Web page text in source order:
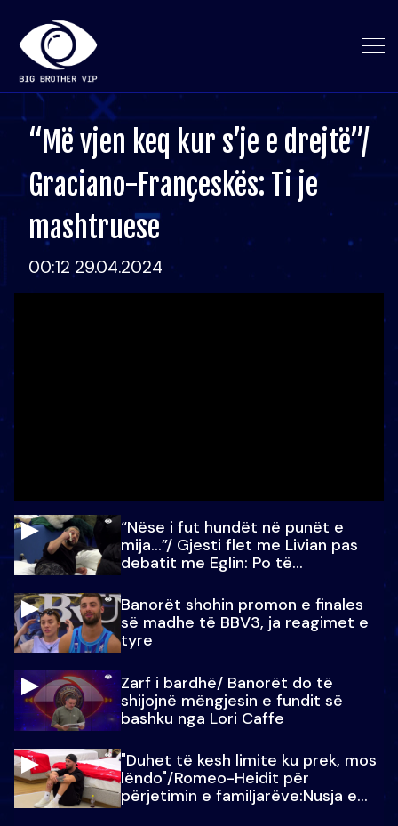
“Më vjen keq kur s’je e drejtë”/
Graciano-Françeskës: Ti je
mashtruese
00:12 29.04.2024
“Nëse i fut hundët në punët e
mija…”/ Gjesti flet me Livian pas
debatit me Eglin: Po të
Banorët shohin promon e finales
së madhe të BBV3, ja reagimet e
tyre
Zarf i bardhë/ Banorët do të
shijojnë mëngjesin e fundit së
bashku nga Lori Caffe
"Duhet të kesh limite ku prek, mos
lëndo"/Romeo-Heidit për
përjetimin e familjarëve:Nusja e